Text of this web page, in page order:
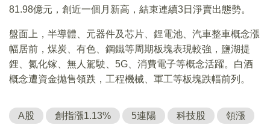
81.98億元，創近一個月新高，結束連續3日淨賣出態勢。
盤面上，半導體、元器件及芯片、鋰電池、汽車整車概念漲
幅居前，煤炭、有色、鋼鐵等周期板塊表現較強，鹽湖提
鋰、氮化镓、無人駕駛、5G、消費電子等概念活躍。白酒
概念遭資金抛售領跌，工程機械、軍工等板塊跌幅前列。
A股 創指漲1.13% 5連陽 科技股 領漲